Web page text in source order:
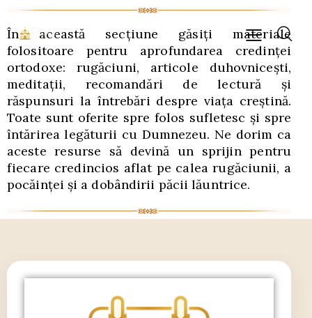
În această secțiune găsiți materiale
folositoare pentru aprofundarea credinței
ortodoxe: rugăciuni, articole duhovnicești,
meditații, recomandări de lectură și
răspunsuri la întrebări despre viața creștină.
Toate sunt oferite spre folos sufletesc și spre
întărirea legăturii cu Dumnezeu. Ne dorim ca
aceste resurse să devină un sprijin pentru
fiecare credincios aflat pe calea rugăciunii, a
pocăinței și a dobândirii păcii lăuntrice.